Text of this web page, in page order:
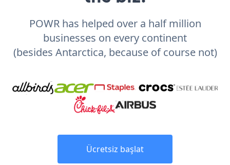
POWR has helped over a half million
businesses on every continent
(besides Antarctica, because of course not)
Ücretsiz başlat